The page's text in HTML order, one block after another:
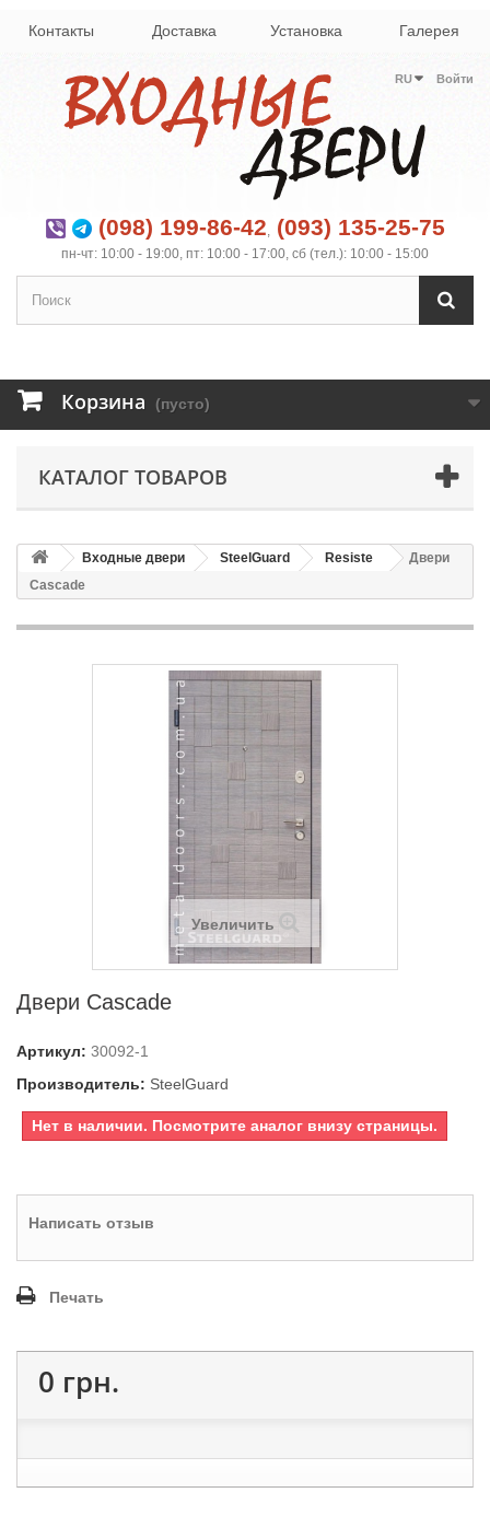
Контакты Доставка Установка Галерея
Войти
RU
(098) 199-86-42, (093) 135-25-75
пн-чт: 10:00 - 19:00, пт: 10:00 - 17:00, сб (тел.): 10:00 - 15:00
Корзина (пусто)
КАТАЛОГ ТОВАРОВ
Входные двери SteelGuard Resiste
Двери
Cascade
Увеличить
Двери Cascade
Артикул: 30092-1
Производитель: SteelGuard
Нет в наличии. Посмотрите аналог внизу страницы.
Написать отзыв
Печать
0 грн.